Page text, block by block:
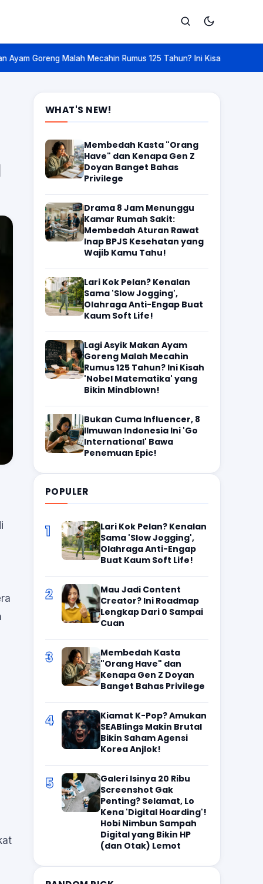
125 Tahun? Ini Kisah 'Nobel Matematika' yang Bikin
WHAT'S NEW!
Membedah Kasta "Orang
Have" dan Kenapa Gen Z
Doyan Banget Bahas
Privilege
Drama 8 Jam Menunggu
Kamar Rumah Sakit:
Membedah Aturan Rawat
Inap BPJS Kesehatan yang
Wajib Kamu Tahu!
Lari Kok Pelan? Kenalan
Sama 'Slow Jogging',
Olahraga Anti-Engap Buat
Kaum Soft Life!
Lagi Asyik Makan Ayam
Goreng Malah Mecahin
Rumus 125 Tahun? Ini Kisah
'Nobel Matematika' yang
Bikin Mindblown!
Bukan Cuma Influencer, 8
Ilmuwan Indonesia Ini 'Go
International' Bawa
Penemuan Epic!
POPULER
1
Lari Kok Pelan? Kenalan
Sama 'Slow Jogging',
Olahraga Anti-Engap
Buat Kaum Soft Life!
2
Mau Jadi Content
Creator? Ini Roadmap
Lengkap Dari 0 Sampai
Cuan
3
Membedah Kasta
"Orang Have" dan
Kenapa Gen Z Doyan
Banget Bahas Privilege
4
Kiamat K-Pop? Amukan
SEABlings Makin Brutal
Bikin Saham Agensi
Korea Anjlok!
5
Galeri Isinya 20 Ribu
Screenshot Gak
Penting? Selamat, Lo
Kena 'Digital Hoarding'!
Hobi Nimbun Sampah
Digital yang Bikin HP
(dan Otak) Lemot